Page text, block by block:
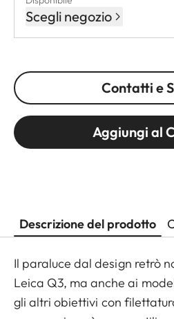
Scegli negozio
Contatti e
Aggiungi al
Descrizione del prodotto
Il paraluce dal design retrò
Leica Q3, ma anche ai
gli altri obiettivi con